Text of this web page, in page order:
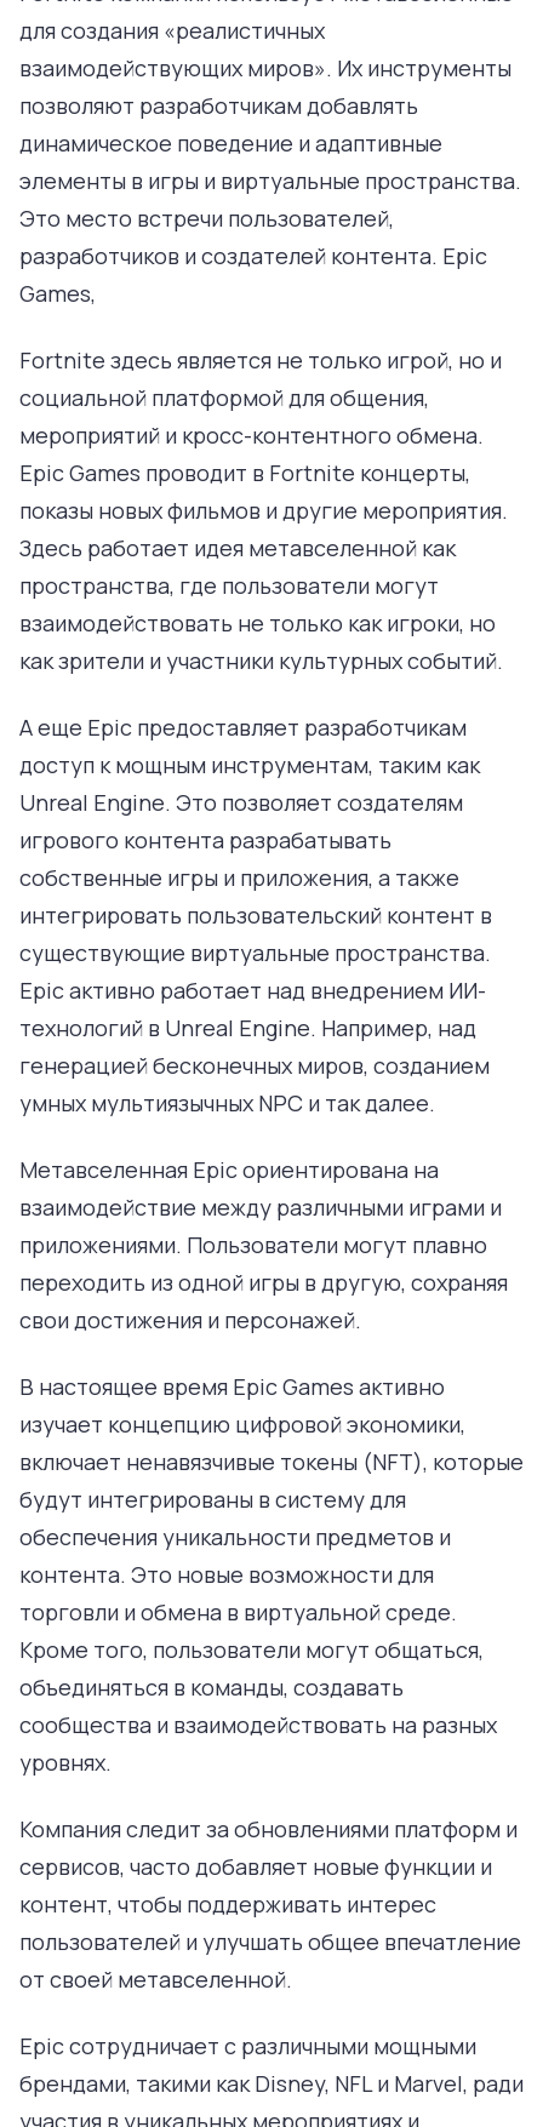
для создания «реалистичных
взаимодействующих миров». Их инструменты
позволяют разработчикам добавлять
динамическое поведение и адаптивные
элементы в игры и виртуальные пространства.
Это место встречи пользователей,
разработчиков и создателей контента. Epic
Games,
Fortnite здесь является не только игрой, но и
социальной платформой для общения,
мероприятий и кросс-контентного обмена.
Epic Games проводит в Fortnite концерты,
показы новых фильмов и другие мероприятия.
Здесь работает идея метавселенной как
пространства, где пользователи могут
взаимодействовать не только как игроки, но
как зрители и участники культурных событий.
А еще Epic предоставляет разработчикам
доступ к мощным инструментам, таким как
Unreal Engine. Это позволяет создателям
игрового контента разрабатывать
собственные игры и приложения, а также
интегрировать пользовательский контент в
существующие виртуальные пространства.
Epic активно работает над внедрением ИИ-
технологий в Unreal Engine. Например, над
генерацией бесконечных миров, созданием
умных мультиязычных NPC и так далее.
Метавселенная Epic ориентирована на
взаимодействие между различными играми и
приложениями. Пользователи могут плавно
переходить из одной игры в другую, сохраняя
свои достижения и персонажей.
В настоящее время Epic Games активно
изучает концепцию цифровой экономики,
включает ненавязчивые токены (NFT), которые
будут интегрированы в систему для
обеспечения уникальности предметов и
контента. Это новые возможности для
торговли и обмена в виртуальной среде.
Кроме того, пользователи могут общаться,
объединяться в команды, создавать
сообщества и взаимодействовать на разных
уровнях.
Компания следит за обновлениями платформ и
сервисов, часто добавляет новые функции и
контент, чтобы поддерживать интерес
пользователей и улучшать общее впечатление
от своей метавселенной.
Epic сотрудничает с различными мощными
брендами, такими как Disney, NFL и Marvel, ради